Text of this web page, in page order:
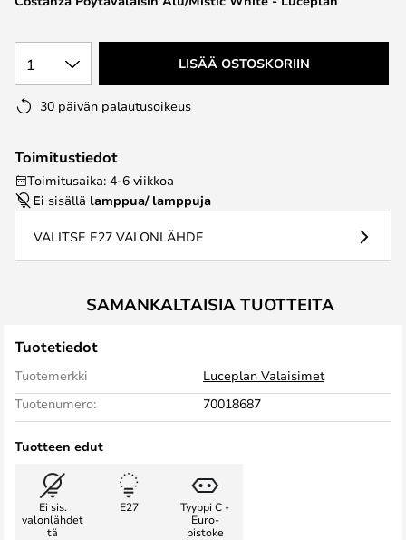
gallery
1 LISÄÄ OSTOSKORIIN
30 päivän palautusoikeus
Toimitustiedot
Toimitusaika: 4-6 viikkoa
Ei sisällä lamppua/ lamppuja
VALITSE E27 VALONLÄHDE
SAMANKALTAISIA TUOTTEITA
Tuotetiedot
Tuotemerkki
Luceplan Valaisimet
Tuotenumero:
70018687
Tuotteen edut
Ei sis.
valonlähdet
tä
E27
Tyyppi C -
Euro-
pistoke